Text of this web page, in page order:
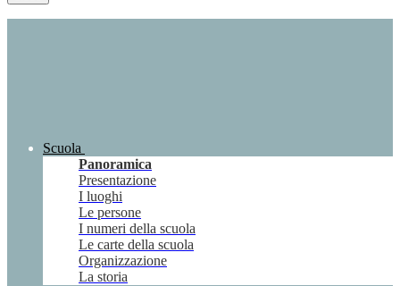
Scuola
Panoramica
Presentazione
I luoghi
Le persone
I numeri della scuola
Le carte della scuola
Organizzazione
La storia